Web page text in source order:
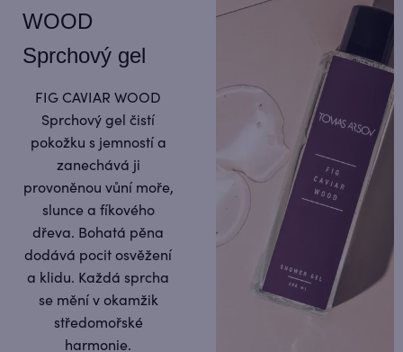
WOOD
Sprchový gel
FIG CAVIAR WOOD
Sprchový gel čistí
pokožku s jemností a
zanechává ji
provoněnou vůní moře,
slunce a fíkového
dřeva. Bohatá pěna
dodává pocit osvěžení
a klidu. Každá sprcha
se mění v okamžik
středomořské
harmonie.